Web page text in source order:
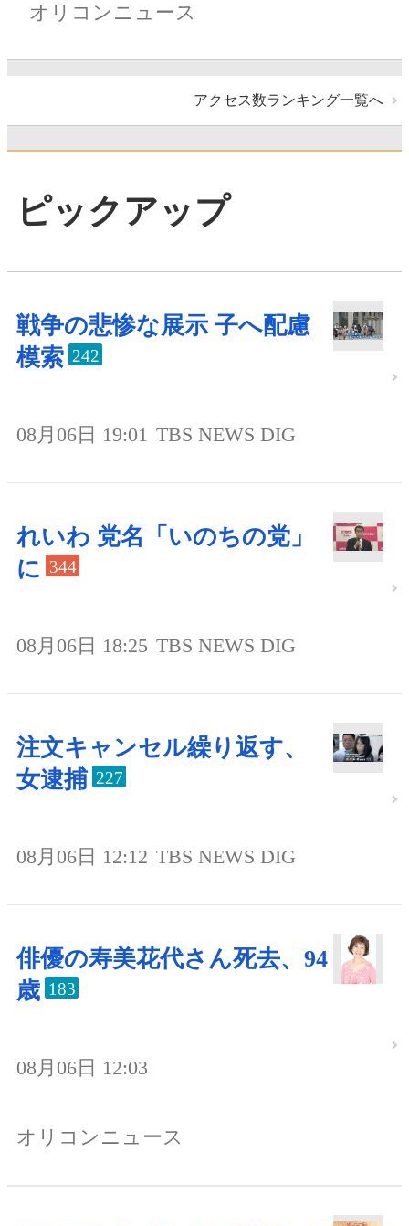
オリコンニュース
アクセス数ランキング一覧へ
ピックアップ
戦争の悲惨な展示 子へ配慮
模索 242
08月06日 19:01 TBS NEWS DIG
れいわ 党名「いのちの党」
に 344
08月06日 18:25 TBS NEWS DIG
注文キャンセル繰り返す、
女逮捕 227
08月06日 12:12 TBS NEWS DIG
俳優の寿美花代さん死去、94
歳 183
08月06日 12:03
オリコンニュース